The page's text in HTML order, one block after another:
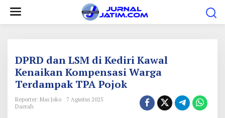
DPRD dan LSM di Kediri Kawal
Kenaikan Kompensasi Warga
Terdampak TPA Pojok
Reporter: Mas Joko
7 Agustus 2025
Daerah